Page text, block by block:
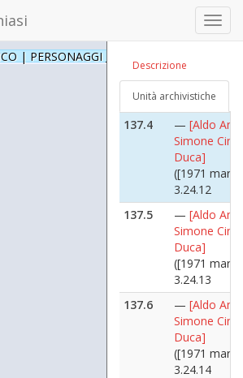
| PERSONAGGI _ Archivio Fotografico
Descrizione
Unità archivistiche
3.24.10
[Aldo
Duca]
([1971
3.24.11
137.4
— [Aldo
Simone
Duca]
([1971
3.24.12
137.5
— [Aldo
Simone
Duca]
([1971
3.24.13
137.6
— [Aldo
Simone
Duca]
([1971
3.24.14